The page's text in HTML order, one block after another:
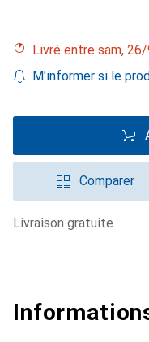
Livré entre sam,
M'informer si le
Comparer
livraison gratuite